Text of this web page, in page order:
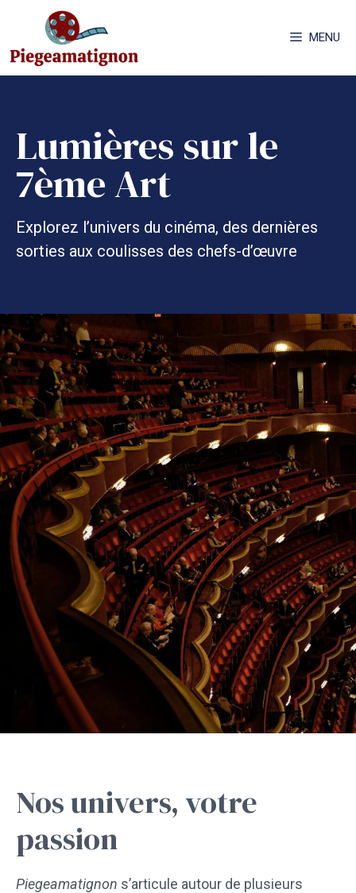
contenu
MENU
Lumières sur le
7ème Art
Explorez l’univers du cinéma, des dernières
sorties aux coulisses des chefs-d’œuvre
Nos univers, votre
passion
Piegeamatignon s’articule autour de plusieurs